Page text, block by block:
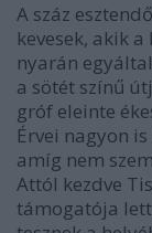
A száz
kevesek, akik
nyarán
a sötét színű
gróf eleinte
Érvei nagyon
amíg nem
Attól kezdve
támogatója